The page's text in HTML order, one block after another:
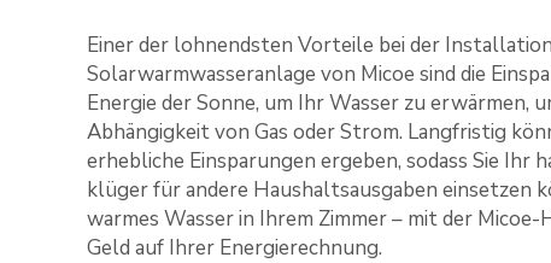
Einer der lohnendsten Vorteile bei der
Solarwarmwasseranlage von Micoe sind die
Energie der Sonne, um Ihr Wasser zu erwärmen,
Abhängigkeit von Gas oder Strom. Langfristig
erhebliche Einsparungen ergeben, sodass Sie Ihr
klüger für andere Haushaltsausgaben einsetzen
warmes Wasser in Ihrem Zimmer – mit der Micoe-
Geld auf Ihrer Energierechnung.